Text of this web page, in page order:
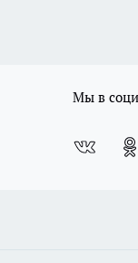
Мы в